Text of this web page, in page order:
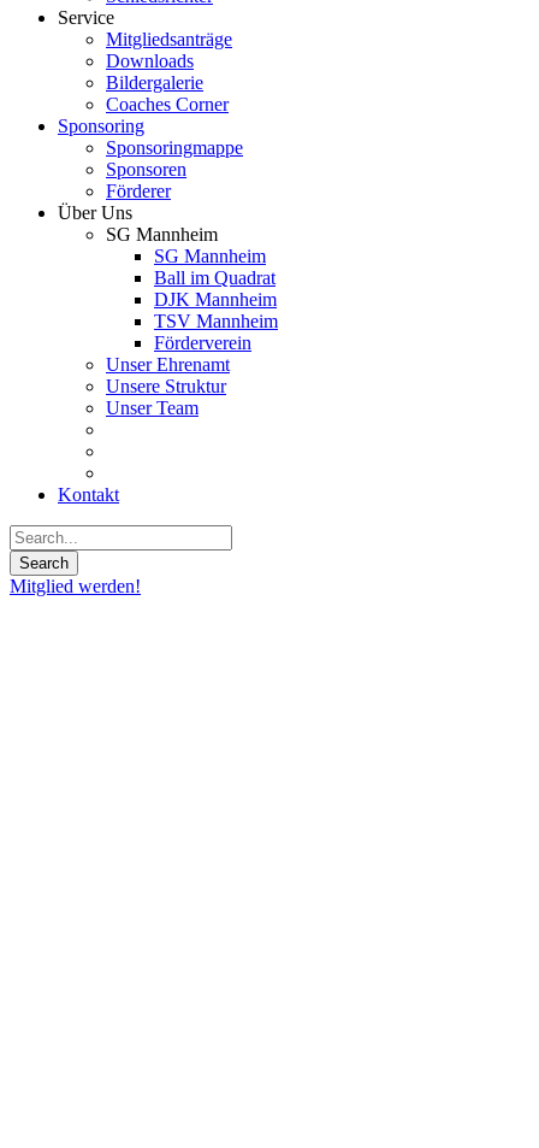
Service
Mitgliedsanträge
Downloads
Bildergalerie
Coaches Corner
Sponsoring
Sponsoringmappe
Sponsoren
Förderer
Über Uns
SG Mannheim
SG Mannheim
Ball im Quadrat
DJK Mannheim
TSV Mannheim
Förderverein
Unser Ehrenamt
Unsere Struktur
Unser Team
Kontakt
Mitglied werden!